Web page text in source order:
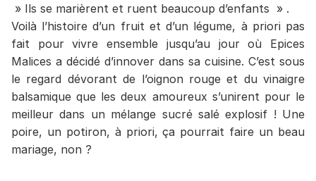
» Ils se marièrent et ruent beaucoup d’enfants » .
Voilà l’histoire d’un fruit et d’un légume, à priori pas
fait pour vivre ensemble jusqu’au jour où Epices
Malices a décidé d’innover dans sa cuisine. C’est sous
le regard dévorant de l’oignon rouge et du vinaigre
balsamique que les deux amoureux s’unirent pour le
meilleur dans un mélange sucré salé explosif ! Une
poire, un potiron, à priori, ça pourrait faire un beau
mariage, non ?